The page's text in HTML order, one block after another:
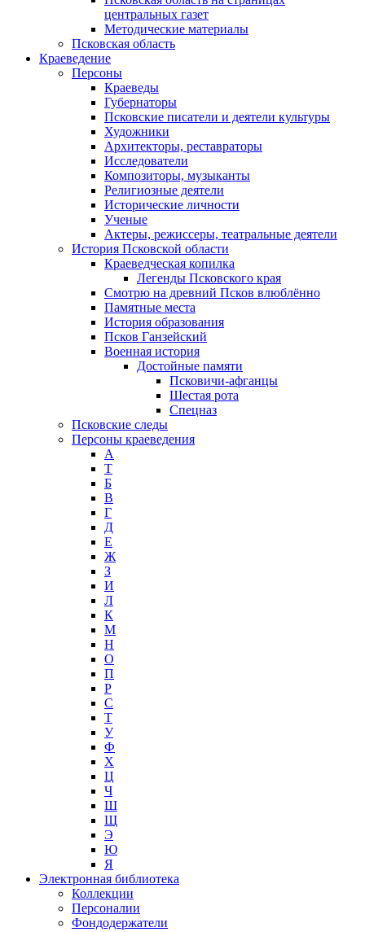
центральных газет
Методические материалы
Псковская область
Краеведение
Персоны
Краеведы
Губернаторы
Псковские писатели и деятели культуры
Художники
Архитекторы, реставраторы
Исследователи
Композиторы, музыканты
Религиозные деятели
Исторические личности
Ученые
Актеры, режиссеры, театральные деятели
История Псковской области
Краеведческая копилка
Легенды Псковского края
Смотрю на древний Псков влюблённо
Памятные места
История образования
Псков Ганзейский
Военная история
Достойные памяти
Псковичи-афганцы
Шестая рота
Спецназ
Псковские следы
Персоны краеведения
А
T
Б
В
Г
Д
Е
Ж
З
И
Л
К
М
Н
О
П
Р
С
Т
У
Ф
Х
Ц
Ч
Ш
Щ
Э
Ю
Я
Электронная библиотека
Коллекции
Персоналии
Фондодержатели